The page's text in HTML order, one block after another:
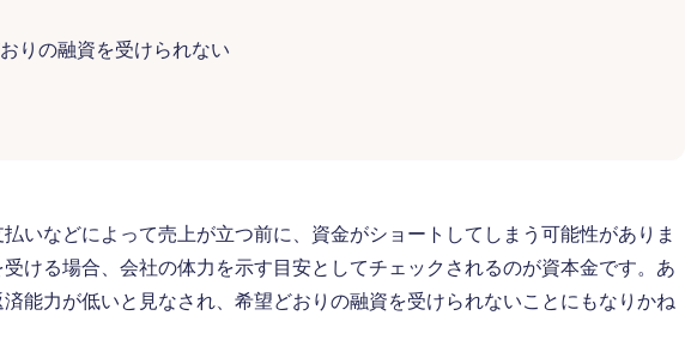
りの融資を受けられない
いなどによって売上が立つ前に、資金がショートしてしまう可能性がありま
ける場合、会社の体力を示す目安としてチェックされるのが資本金です。あ
能力が低いと見なされ、希望どおりの融資を受けられないことにもなりかね